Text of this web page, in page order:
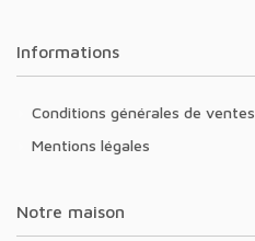
Informations
Conditions générales de ventes
Mentions légales
Notre maison